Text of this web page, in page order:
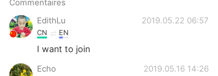
Commentaires
EdithLu
2019.05.22 06:57
CN EN
I want to join
Echo 2019.05.16 14:26